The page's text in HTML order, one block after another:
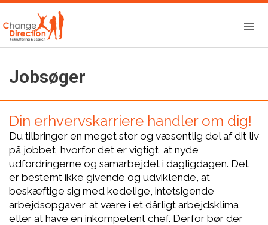
Jobsøger
Din erhvervskarriere handler om dig!
Du tilbringer en meget stor og væsentlig del af dit liv
på jobbet, hvorfor det er vigtigt, at nyde
udfordringerne og samarbejdet i dagligdagen. Det
er bestemt ikke givende og udviklende, at
beskæftige sig med kedelige, intetsigende
arbejdsopgaver, at være i et dårligt arbejdsklima
eller at have en inkompetent chef. Derfor bør der